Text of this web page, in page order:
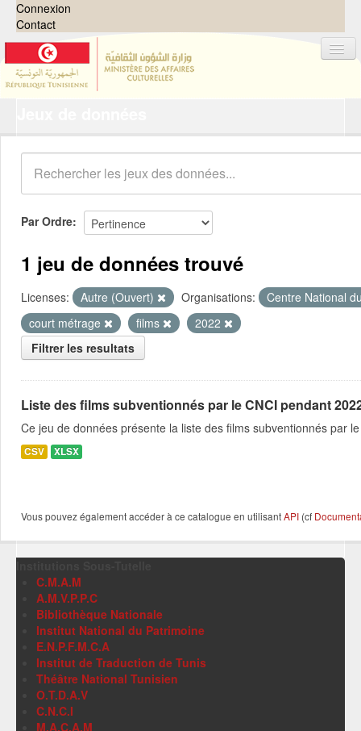
Connexion
Contact
Organisations
Groupes
Demandes 0
À propos
Par Ordre
1 jeu de données trouvé
Licenses: Autre (Ouvert) Organisations:
Centre National
court métrage
films
2022
Filtrer les resultats
Liste des films subventionnés par le CNCI pendant
Ce jeu de données présente la liste des films subventionnés par
CSV XLSX
Vous pouvez également accéder à ce catalogue en utilisantAPI (cf
C.M.A.M
A.M.V.P.P.C
Bibliothèque Nationale
Institut National du Patrimoine
E.N.P.F.M.C.A
Institut de Traduction de Tunis
Théâtre National Tunisien
O.T.D.A.V
C.N.C.I
M.A.C.A.M